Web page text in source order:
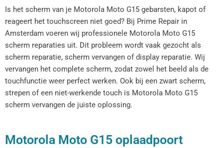
Is het scherm van je Motorola Moto G15 gebarsten, kapot of
reageert het touchscreen niet goed? Bij Prime Repair in
Amsterdam voeren wij professionele Motorola Moto G15
scherm reparaties uit. Dit probleem wordt vaak gezocht als
scherm reparatie, scherm vervangen of display reparatie. Wij
vervangen het complete scherm, zodat zowel het beeld als de
touchfunctie weer perfect werken. Ook bij een zwart scherm,
strepen of een niet-werkende touch is Motorola Moto G15
scherm vervangen de juiste oplossing.
Motorola Moto G15 oplaadpoort